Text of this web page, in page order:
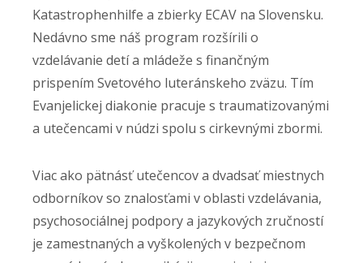
Katastrophenhilfe a zbierky ECAV na Slovensku.
Nedávno sme náš program rozšírili o
vzdelávanie detí a mládeže s finančným
prispením Svetového luteránskeho zväzu. Tím
Evanjelickej diakonie pracuje s traumatizovanými
a utečencami v núdzi spolu s cirkevnými zbormi.
Viac ako pätnásť utečencov a dvadsať miestnych
odborníkov so znalosťami v oblasti vzdelávania,
psychosociálnej podpory a jazykových zručností
je zamestnaných a vyškolených v bezpečnom